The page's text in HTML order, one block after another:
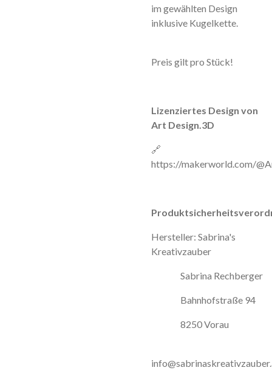
im gewählten Design
inklusive Kugelkette.
Preis gilt pro Stück!
Lizenziertes Design von
Art Design.3D
🔗
https://makerworld.com/
Hersteller: Sabrina's
Kreativzauber
Sabrina Rechberger
Bahnhofstraße 94
8250 Vorau